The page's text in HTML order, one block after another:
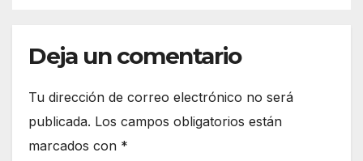
Deja un comentario
Tu dirección de correo electrónico no será
publicada. Los campos obligatorios están
marcados con *